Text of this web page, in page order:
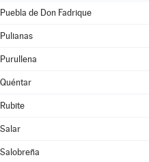
Puebla de Don Fadrique
Pulianas
Purullena
Quéntar
Rubite
Salar
Salobreña